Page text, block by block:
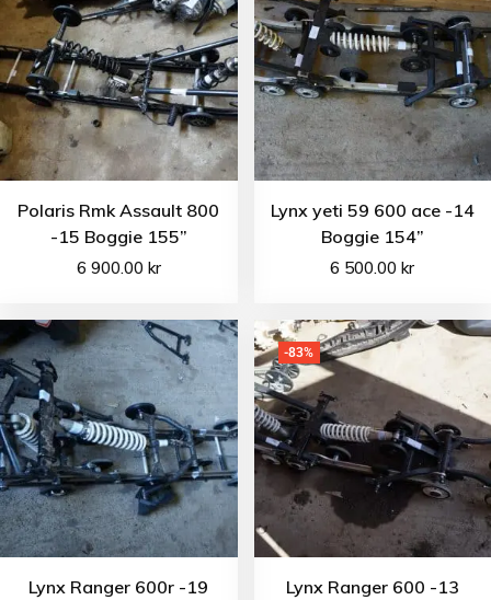
Polaris Rmk Assault 800
-15 Boggie 155”
6 900.00 kr
Lynx yeti 59 600 ace -14
Boggie 154”
6 500.00kr
Lynx Ranger 600r -19
-83%
Lynx Ranger 600 -13